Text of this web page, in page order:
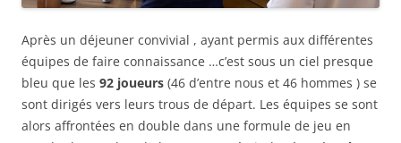
Après un déjeuner convivial , ayant permis aux différentes
équipes de faire connaissance …c’est sous un ciel presque
bleu que les 92 joueurs (46 d’entre nous et 46 hommes ) se
sont dirigés vers leurs trous de départ. Les équipes se sont
alors affrontées en double dans une formule de jeu en